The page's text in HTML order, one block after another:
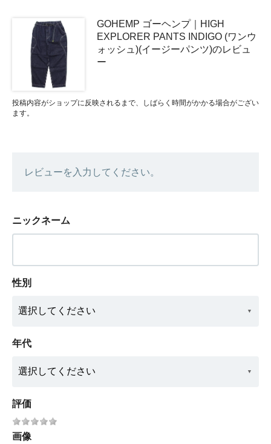
GOHEMP ゴーヘンプ｜HIGH
EXPLORER PANTS INDIGO (ワンウ
ォッシュ)(イージーパンツ)のレビュ
ー
投稿内容がショップに反映されるまで、しばらく時間がかかる場合がござい
ます。
レビューを入力してください。
ニックネーム
性別
年代
評価
画像